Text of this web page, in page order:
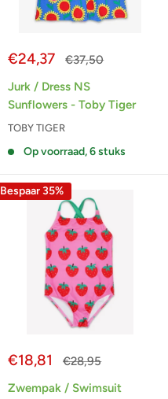
Actieprijs
€24,37
Normale
€37,50
Jurk / Dress NS
Sunflowers - Toby Tiger
TOBY TIGER
Op voorraad, 6 stuks
Bespaar 35%
Actieprijs
€18,81
Normale
€28,95
Zwempak / Swimsuit